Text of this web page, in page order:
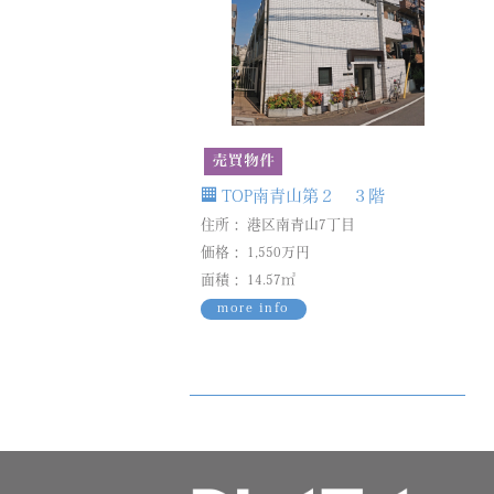
TOP南青山第２ ３階
住所： 港区南青山7丁目
価格： 1,550万円
面積： 14.57㎡
more info